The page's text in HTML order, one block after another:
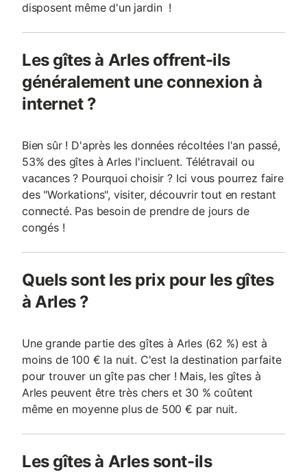
disposent même d'un jardin !
Les gîtes à Arles offrent-ils
généralement une connexion à
internet ?
Bien sûr ! D'après les données récoltées l'an passé,
53% des gîtes à Arles l'incluent. Télétravail ou
vacances ? Pourquoi choisir ? Ici vous pourrez faire
des "Workations", visiter, découvrir tout en restant
connecté. Pas besoin de prendre de jours de
congés !
Quels sont les prix pour les gîtes
à Arles ?
Une grande partie des gîtes à Arles (62 %) est à
moins de 100 € la nuit. C'est la destination parfaite
pour trouver un gîte pas cher ! Mais, les gîtes à
Arles peuvent être très chers et 30 % coûtent
même en moyenne plus de 500 € par nuit.
Les gîtes à Arles sont-ils